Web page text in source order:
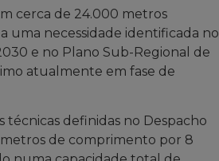
cerca de 24.000 metros
uma necessidade identificada no
e no Plano Sub-Regional de
atualmente em fase de
definidas no Despacho
metros de comprimento por 8